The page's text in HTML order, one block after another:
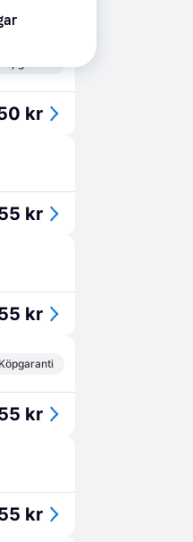
kr
kr
kr
kr
Köpgaranti
kr
kr